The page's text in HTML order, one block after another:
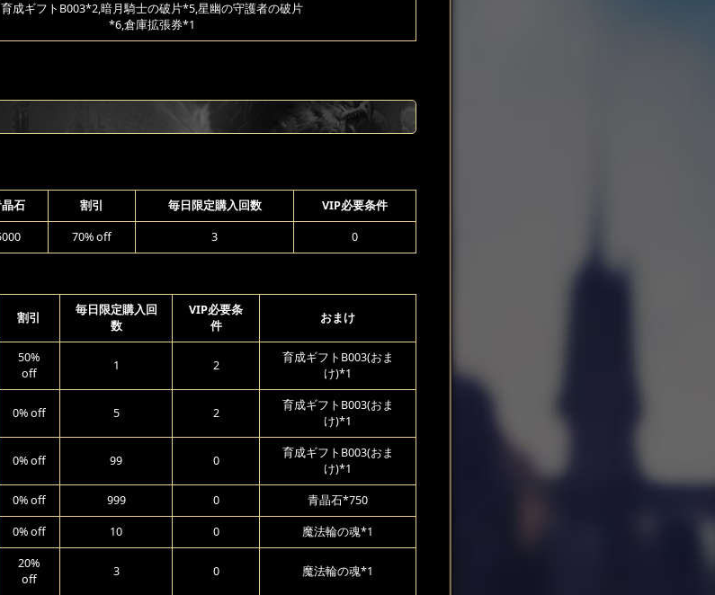
育成ギフトB003*2,暗月騎士の破片*5,星幽の守護者の破片
*6,倉庫拡張券*1
石 割引 毎日限定購入回数 VIP必要条件
70% off 3 0
割引
毎日限定購入回
数
VIP必要条
件
おまけ
50%
off
1 2
育成ギフトB003(おま
け)*1
0% off 5 2
育成ギフトB003(おま
け)*1
0% off 99 0
育成ギフトB003(おま
け)*1
0% off 999 0 青晶石*750
0% off 10 0 魔法輪の魂*1
20%
off
3 0 魔法輪の魂*1